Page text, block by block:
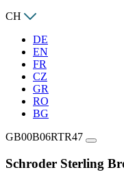
CH
DE
EN
FR
CZ
GR
RO
BG
GB00B06RTR47
Schroder Sterling